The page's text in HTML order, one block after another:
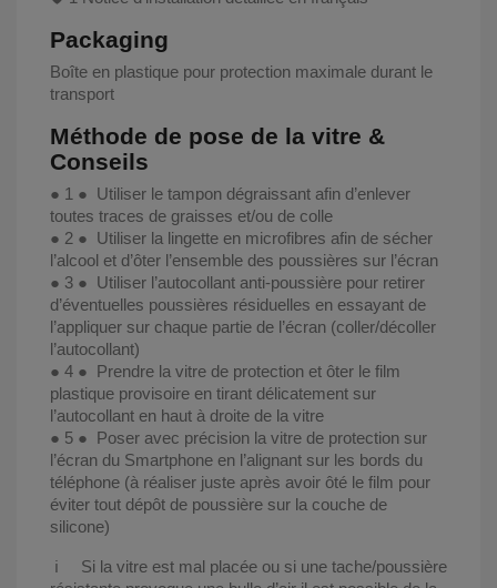
Packaging
Boîte en plastique pour protection maximale durant le
transport
Méthode de pose de la vitre &
Conseils
● 1 ● Utiliser le tampon dégraissant afin d’enlever
toutes traces de graisses et/ou de colle
● 2 ● Utiliser la lingette en microfibres afin de sécher
l’alcool et d’ôter l’ensemble des poussières sur l’écran
● 3 ● Utiliser l’autocollant anti-poussière pour retirer
d’éventuelles poussières résiduelles en essayant de
l’appliquer sur chaque partie de l’écran (coller/décoller
l’autocollant)
● 4 ● Prendre la vitre de protection et ôter le film
plastique provisoire en tirant délicatement sur
l’autocollant en haut à droite de la vitre
● 5 ● Poser avec précision la vitre de protection sur
l’écran du Smartphone en l’alignant sur les bords du
téléphone (à réaliser juste après avoir ôté le film pour
éviter tout dépôt de poussière sur la couche de
silicone)
ℹ️ Si la vitre est mal placée ou si une tache/poussière